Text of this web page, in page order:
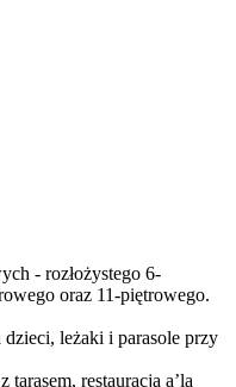
- rozłożystego 6-
oraz 11-piętrowego.
leżaki i parasole przy
tarasem, restauracja a’la